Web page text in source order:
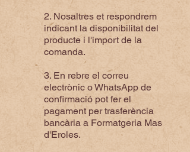
2. Nosaltres et respondrem
indicant la disponibilitat del
producte i l'import de la
comanda.
3. En rebre el correu
electrònic o WhatsApp de
confirmació pot fer el
pagament per trasferència
bancària a Formatgeria Mas
d'Eroles.